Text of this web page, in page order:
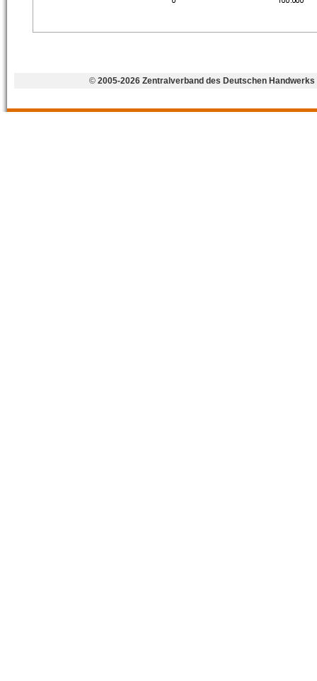
© 2005-2026 Zentralverband des Deutschen Handwerks